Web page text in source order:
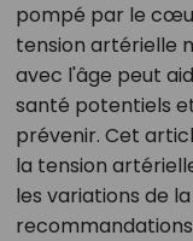
pompé par le
tension artérielle
avec l'âge peut
santé potentiels
prévenir. Cet
la tension
les variations de